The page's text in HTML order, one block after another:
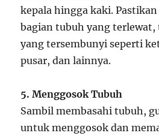
kepala hingga kaki.
bagian tubuh yang terlewat,
yang tersembunyi seperti
pusar, dan lainnya.
5. Menggosok Tubuh
Sambil membasahi tubuh,
untuk menggosok dan